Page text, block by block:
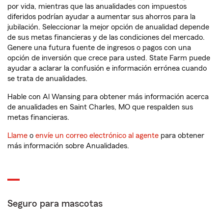
por vida, mientras que las anualidades con impuestos
diferidos podrían ayudar a aumentar sus ahorros para la
jubilación. Seleccionar la mejor opción de anualidad depende
de sus metas financieras y de las condiciones del mercado.
Genere una futura fuente de ingresos o pagos con una
opción de inversión que crece para usted. State Farm puede
ayudar a aclarar la confusión e información errónea cuando
se trata de anualidades.
Hable con Al Wansing para obtener más información acerca
de anualidades en Saint Charles, MO que respalden sus
metas financieras.
Llame o envíe un correo electrónico al agente para obtener
más información sobre Anualidades.
Seguro para mascotas